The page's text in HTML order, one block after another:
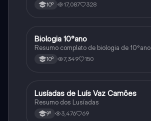
10º 17,087 328
Biologia
Biologia 10°ano
Resumo completo de biologia de 10°ano
10º 7,349 150
Português
Lusíadas de Luís Vaz Camões
Resumo dos Lusíadas
9º 3,476 69